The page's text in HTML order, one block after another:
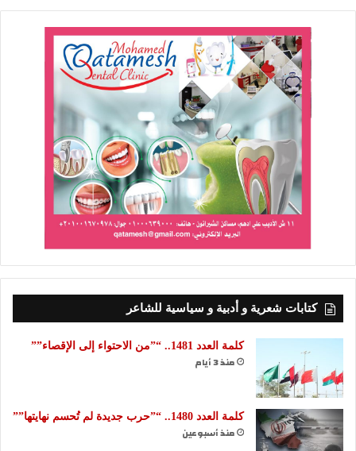
كتابات شعرية و أدبية و سياسية للشاعر
كلمة العدد 1481.. “”من الاحتواء إلى الإقصاء””
منذ 3 أيام
كلمة العدد 1480.. “”حرب جديدة لم تُحسم نهايتها””
منذ أسبوعين